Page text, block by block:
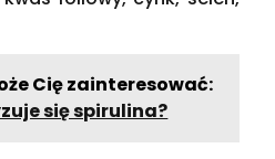
Cię zainteresować:
się spirulina?